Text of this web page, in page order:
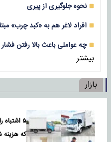
نحوه جلوگیری از پیری
افراد لاغر هم به «کبد چرب»
چه عواملی باعث بالا رفتن
بیشتر
بازار
۵
که هزینه